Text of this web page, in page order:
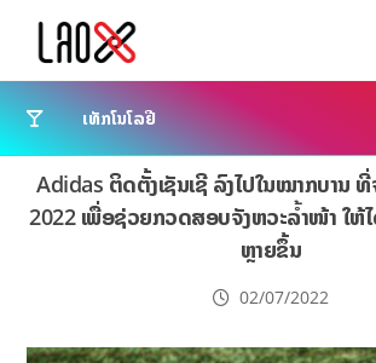
ເທັກໂນໂລຢີ
Adidas ຕິດຕັ້ງເຊັນເຊີ ລົງໄປໃນໝາກບານ ທີ່
2022 ເພື່ອຊ່ວຍກວດສອບຈັງຫວະລໍ້າໜ້າ ໃຫ້
ຫຼາຍຂຶ້ນ
02/07/2022